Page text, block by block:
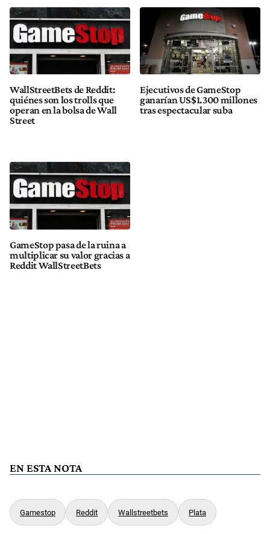
WallStreetBets de Reddit:
quiénes son los trolls que
operan en la bolsa de Wall
Street
Ejecutivos de GameStop
ganarían US$1.300 millones
tras espectacular suba
GameStop pasa de la ruina a
multiplicar su valor gracias a
Reddit WallStreetBets
EN ESTA NOTA
Gamestop Reddit Wallstreetbets Plata